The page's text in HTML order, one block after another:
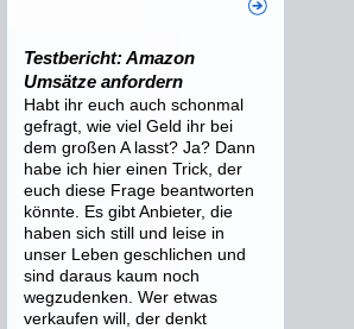
Testbericht: Amazon
Umsätze anfordern
Habt ihr euch auch schonmal
gefragt, wie viel Geld ihr bei
dem großen A lasst? Ja? Dann
habe ich hier einen Trick, der
euch diese Frage beantworten
könnte. Es gibt Anbieter, die
haben sich still und leise in
unser Leben geschlichen und
sind daraus kaum noch
wegzudenken. Wer etwas
verkaufen will, der denkt